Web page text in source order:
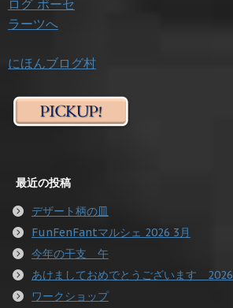
にほんブログ村
最近の投稿
デザート柄の皿
FunFenFantマルシェ 2026 3月
今年の干支 午
あけましておめでとうございます 2026
ワークショップ